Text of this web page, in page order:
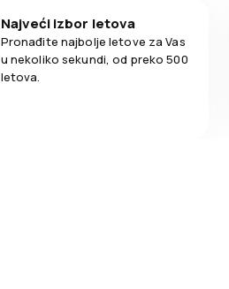
Najveći izbor letova
Pronađite najbolje letove za Vas
u nekoliko sekundi, od preko 500
letova.